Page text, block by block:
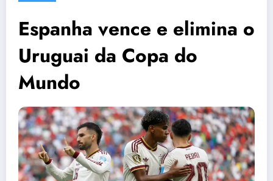
Espanha vence e elimina o
Uruguai da Copa do
Mundo